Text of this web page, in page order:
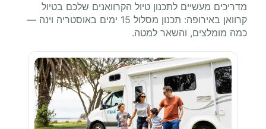
מדריכים מעשיים לתכנון טיול הקרוואנים שלכם בטיול
קרוואן באירופה: תכנון מסלול 15 ימים באוסטריה וינה —
כמה מומלצים, והשאר למטה.